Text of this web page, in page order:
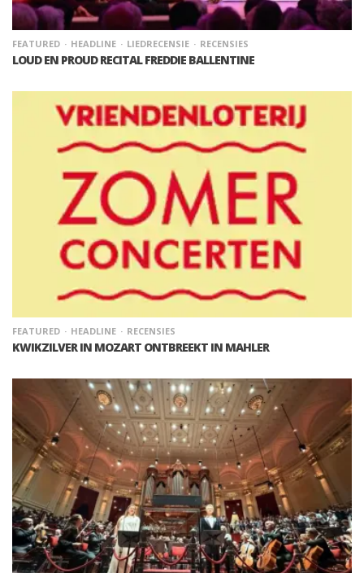
FEATURED HEADLINE LIEDRECENSIE RECENSIES
LOUD EN PROUD RECITAL FREDDIE BALLENTINE
FEATURED HEADLINE RECENSIES
KWIKZILVER IN MOZART ONTBREEKT IN MAHLER